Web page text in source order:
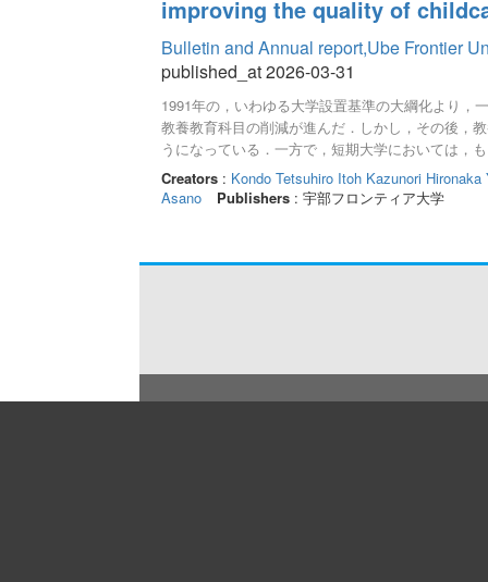
improving the quality of
Bulletin and Annual report,Ube Frontier
published_at 2026-03-31
1991年の，いわゆる大学設置基準の大綱化より，
教養教育科目の削減が進んだ．しかし，その後，
うになっている．一方で，短期大学においては，
少子化による志願者減という社会事情により，経
視・削減の傾向が強い．宇部フロンティア大学短
Creators: Kondo Tetsuhiro Itoh Kazunori Hironaka
Asano
Publishers: 宇部フロンティア大学